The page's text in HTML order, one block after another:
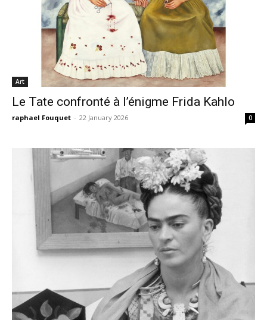
Art
Le Tate confronté à l’énigme Frida Kahlo
raphael Fouquet - 22 January 2026 0